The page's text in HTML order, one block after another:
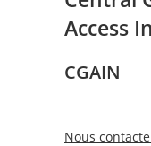
Access
CGAIN
Nous